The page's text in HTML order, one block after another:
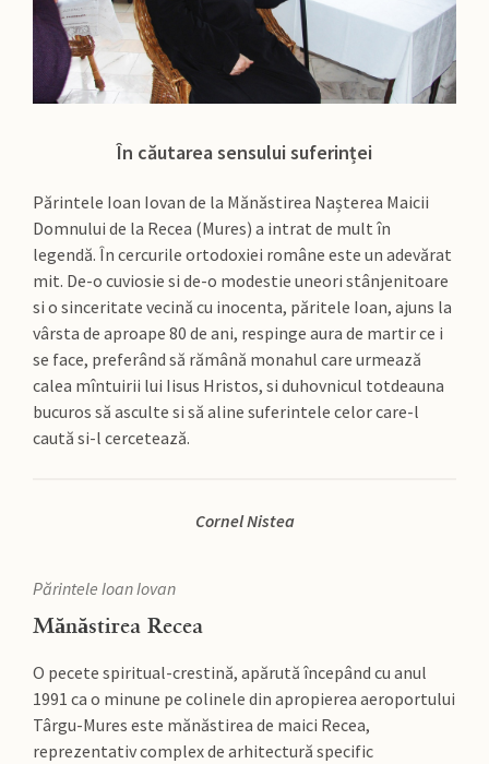
În căutarea sensului suferinței
Părintele Ioan Iovan de la Mănăstirea Nașterea Maicii
Domnului de la Recea (Mures) a intrat de mult în
legendă. În cercurile ortodoxiei române este un adevărat
mit. De-o cuviosie si de-o modestie uneori stânjenitoare
si o sinceritate vecină cu inocenta, păritele Ioan, ajuns la
vârsta de aproape 80 de ani, respinge aura de martir ce i
se face, preferând să rămână monahul care urmează
calea mîntuirii lui Iisus Hristos, si duhovnicul totdeauna
bucuros să asculte si să aline suferintele celor care-l
caută si-l cercetează.
Cornel Nistea
Părintele Ioan Iovan
Mănăstirea Recea
O pecete spiritual-crestină, apărută începând cu anul
1991 ca o minune pe colinele din apropierea aeroportului
Târgu-Mures este mănăstirea de maici Recea,
reprezentativ complex de arhitectură specific